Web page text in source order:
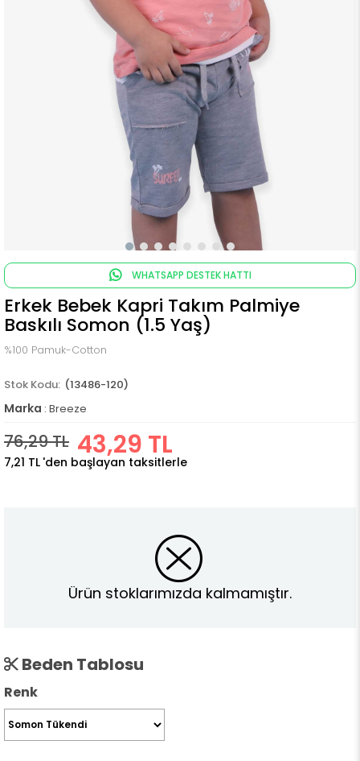
WHATSAPP DESTEK HATTI
Erkek Bebek Kapri Takım Palmiye
Baskılı Somon (1.5 Yaş)
%100 Pamuk-Cotton
(13486-120)
Marka : Breeze
76,29 TL 43,29 TL
7,21 TL 'den başlayan taksitlerle
Ürün stoklarımızda kalmamıştır.
Beden Tablosu
Renk